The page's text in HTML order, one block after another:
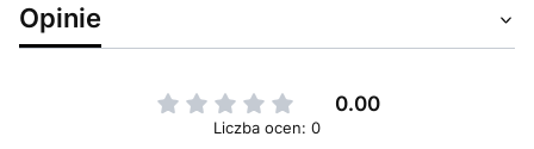
Opinie
0.00
Liczba ocen: 0